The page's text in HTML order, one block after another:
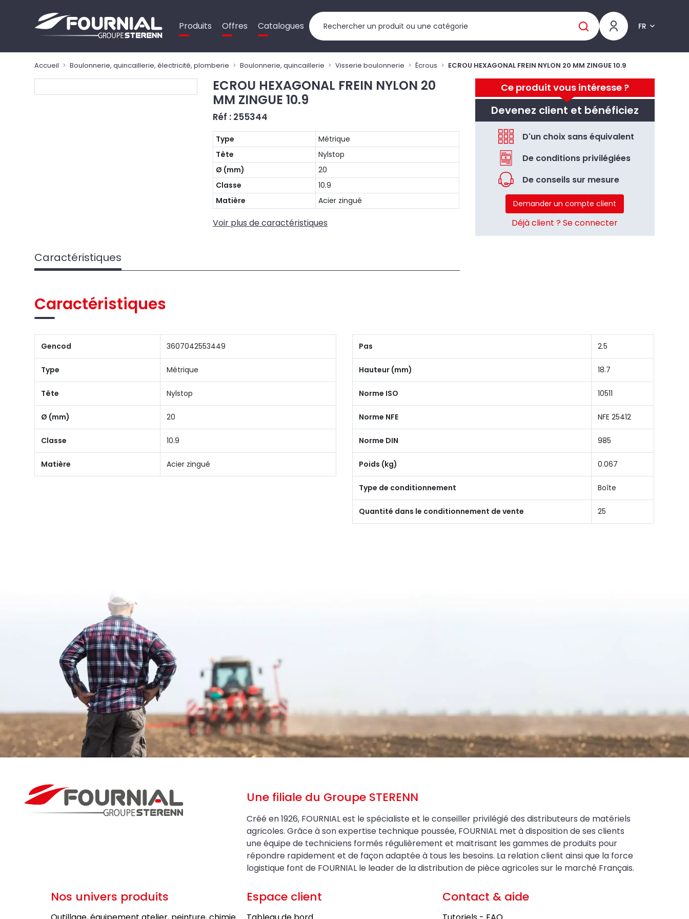
Produits Offres Catalogues FR
Accueil Boulonnerie, quincaillerie, électricité, plomberie Boulonnerie, quincaillerie Visserie boulonnerie Écrous ECROU HEXAGONAL FREIN NYLON 20 MM ZINGUE 10.9
Ce produit vous intéresse ?
Devenez client et bénéficiez
D'un choix sans équivalent
De conditions privilégiées
De conseils sur mesure
Demander un compte client
Déjà client ? Se connecter
ECROU HEXAGONAL FREIN NYLON 20
MM ZINGUE 10.9
Réf : 255344
Type
Métrique
Tête
Nylstop
Ø (mm)
20
Classe
10.9
Matière
Acier zingué
Voir plus de caractéristiques
Caractéristiques
Caractéristiques
Gencod 3607042553449
Type Métrique
Tête Nylstop
Ø (mm) 20
Classe 10.9
Matière Acier zingué
Pas 2.5
Hauteur (mm) 18.7
Norme ISO 10511
Norme NFE NFE 25412
Norme DIN 985
Poids (kg) 0.067
Type de conditionnement Boîte
Quantité dans le conditionnement de vente 25
Une filiale du Groupe STERENN
Créé en 1926, FOURNIAL est le spécialiste et le conseiller privilégié des distributeurs de matériels
agricoles. Grâce à son expertise technique poussée, FOURNIAL met à disposition de ses clients
une équipe de techniciens formés régulièrement et maitrisant les gammes de produits pour
répondre rapidement et de façon adaptée à tous les besoins. La relation client ainsi que la force
logistique font de FOURNIAL le leader de la distribution de pièce agricoles sur le marché Français.
Nos univers produits Espace client Contact & aide